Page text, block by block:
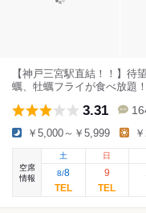
【神戸三宮駅直結！！】待
蠣、牡蠣フライが食べ放題！
3.31
￥5,000～￥5,999
空席
情報
土
8/8
日
9